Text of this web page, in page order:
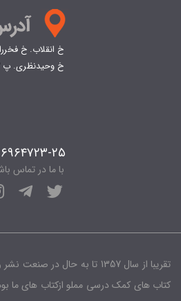
خ انقلاب. خ
خ وحیدنظری. پ 83
۶۶۹۶۴۷۲۳-
با ما در تماس
تقریبا از سال 1357 تا به حال
کتاب های کمک درسی مملو ازکتاب های ما